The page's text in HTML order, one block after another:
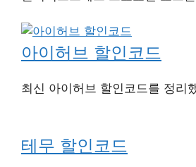
아이허브 할인코드
최신 아이허브 할인코드를 정리
테무 할인코드